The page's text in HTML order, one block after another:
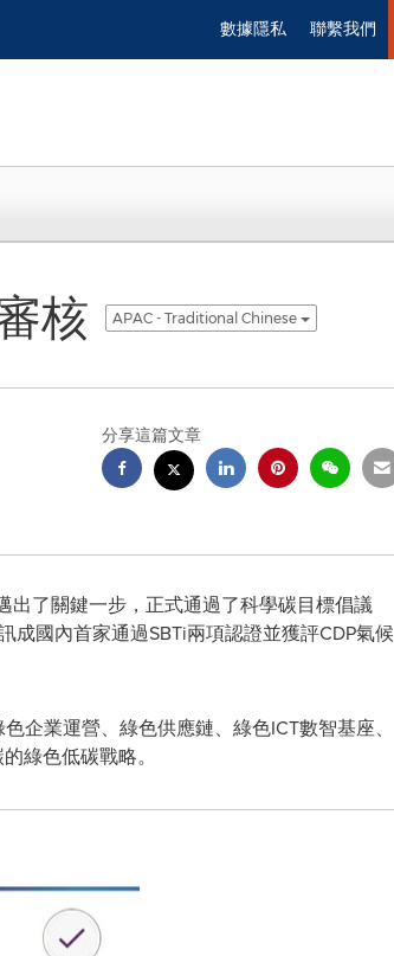
數據隱私 聯繫我們
核 APAC - Traditional Chinese
分享這篇文章
了關鍵一步，正式通過了科學碳目標倡議
成國內首家通過SBTi兩項認證並獲評CDP氣候
企業運營、綠色供應鏈、綠色ICT數智基座、
綠色低碳戰略。